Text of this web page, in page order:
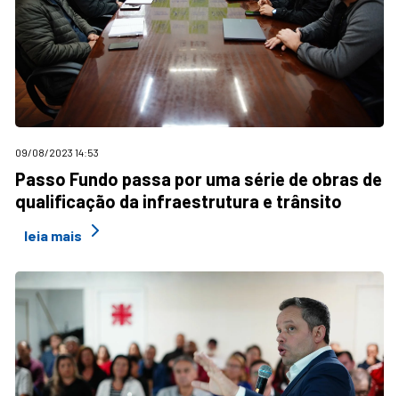
09/08/2023 14:53
Passo Fundo passa por uma série de obras de
qualificação da infraestrutura e trânsito
leia mais